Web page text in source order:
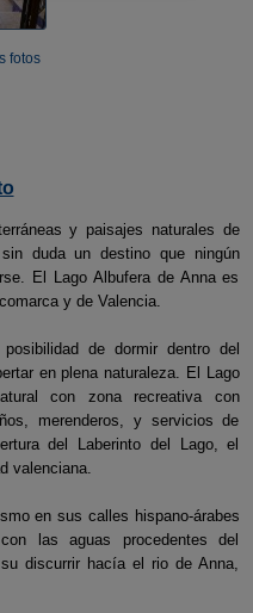
fotos
y paisajes naturales de
duda un destino que ningún
El Lago Albufera de Anna es
y de Valencia.
de dormir dentro del
en plena naturaleza. El Lago
con zona recreativa con
merenderos, y servicios de
del Laberinto del Lago, el
valenciana.
en sus calles hispano-árabes
las aguas procedentes del
discurrir hacía el rio de Anna,